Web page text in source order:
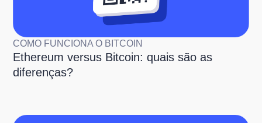
COMO FUNCIONA O BITCOIN
Ethereum versus Bitcoin: quais são as
diferenças?